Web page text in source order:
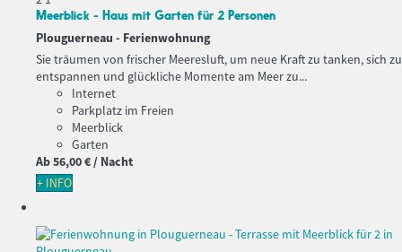
Meerblick - Haus mit Garten für 2 Personen
Plouguerneau - Ferienwohnung
Sie träumen von frischer Meeresluft, um neue Kraft zu tanken, sich zu
entspannen und glückliche Momente am Meer zu...
Internet
Parkplatz im Freien
Meerblick
Garten
Ab56,00 €/ Nacht
+ INFO